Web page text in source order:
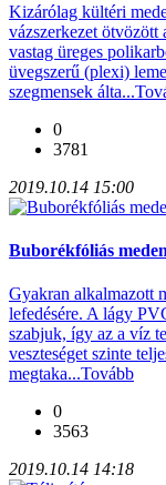
Kizárólag kültéri
vázszerkezet
vastag üreges
üvegszerű (plexi)
szegmensek álta...
0
3781
2019.10.14 15:00
Buborékfóliás
Gyakran alkalmazott
lefedésére. A lágy
szabjuk, így az a víz
veszteséget szinte
megtaka...Tovább
0
3563
2019.10.14 14:18